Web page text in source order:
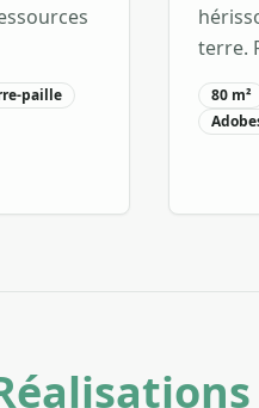
paille
terre.
80 m²